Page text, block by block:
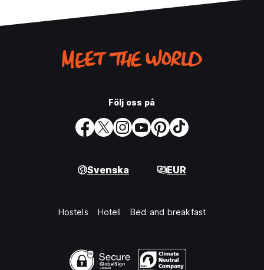
Följ oss på
Svenska EUR
Hostels Hotell Bed and breakfast